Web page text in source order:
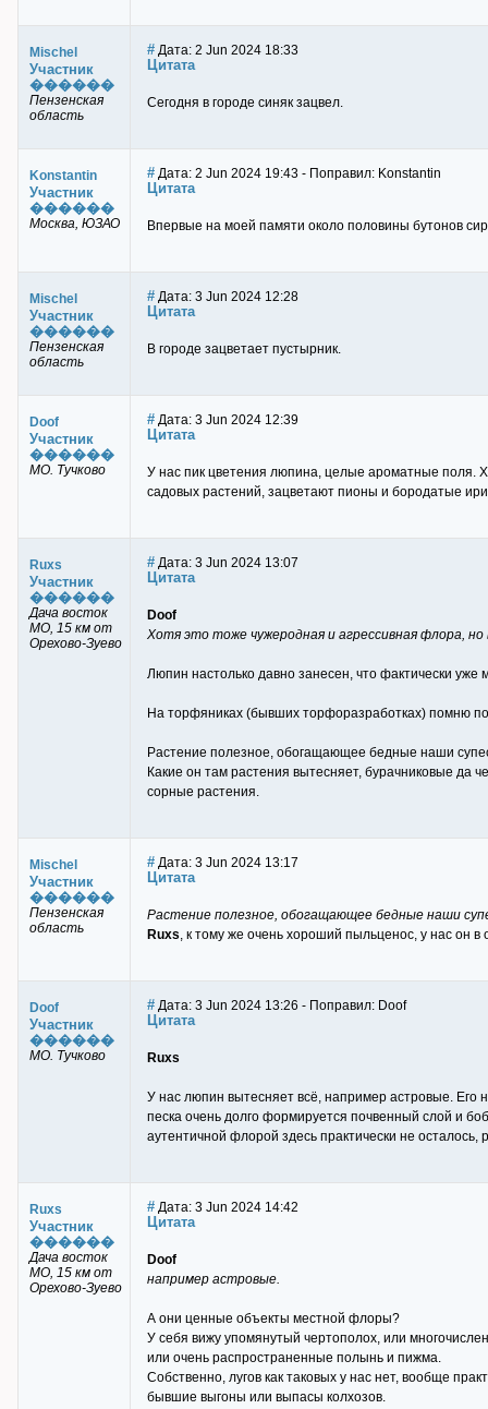
Mischel
Участник
������
Пензенская
область
# Дата: 2 Jun 2024 18:33
Цитата
Сегодня в городе синяк зацвел.
Konstantin
Участник
������
Москва, ЮЗАО
# Дата: 2 Jun 2024 19:43 - Поправил: Konstantin
Цитата
Впервые на моей памяти около половины бутонов
Mischel
Участник
������
Пензенская
область
# Дата: 3 Jun 2024 12:28
Цитата
В городе зацветает пустырник.
Doof
Участник
������
МО. Тучково
# Дата: 3 Jun 2024 12:39
Цитата
У нас пик цветения люпина, целые ароматные поля.
садовых растений, зацветают пионы и бородатые
Ruxs
Участник
������
Дача восток
МО, 15 км от
Орехово-Зуево
# Дата: 3 Jun 2024 13:07
Цитата
Doof
Хотя это тоже чужеродная и агрессивная флора, но
Люпин настолько давно занесен, что фактически
На торфяниках (бывших торфоразработках) помню
Растение полезное, обогащающее бедные наши
Какие он там растения вытесняет, бурачниковые да
сорные растения.
Mischel
Участник
������
Пензенская
область
# Дата: 3 Jun 2024 13:17
Цитата
Растение полезное, обогащающее бедные наши
Ruxs, к тому же очень хороший пыльценос, у нас он
Doof
Участник
������
МО. Тучково
# Дата: 3 Jun 2024 13:26 - Поправил: Doof
Цитата
Ruxs
У нас люпин вытесняет всё, например астровые. Его
песка очень долго формируется почвенный слой и
аутентичной флорой здесь практически не
Ruxs
Участник
������
Дача восток
МО, 15 км от
Орехово-Зуево
# Дата: 3 Jun 2024 14:42
Цитата
Doof
например астровые.
А они ценные объекты местной флоры?
У себя вижу упомянутый чертополох, или
или очень распространенные полынь и пижма.
Собственно, лугов как таковых у нас нет, вообще
бывшие выгоны или выпасы колхозов.